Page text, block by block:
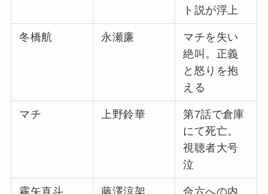
ト説が浮上
冬橋航 永瀬廉
マチを失い
絶叫。正義
と怒りを抱
える
マチ 上野鈴華
第7話で倉庫
にて死亡。
視聴者大号
泣
霧矢直斗 藤澤涼架 合六への内